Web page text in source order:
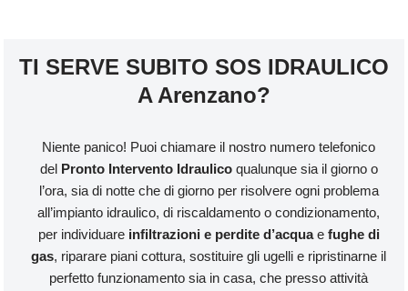
TI SERVE SUBITO SOS IDRAULICO
A Arenzano?
Niente panico! Puoi chiamare il nostro numero telefonico
del Pronto Intervento Idraulicoqualunque sia il giorno o
l’ora, sia di notte che di giorno per risolvere ogni problema
all’impianto idraulico, di riscaldamento o condizionamento,
per individuare infiltrazioni e perdite d’acquae fughe di
gas, riparare piani cottura, sostituire gli ugelli e ripristinarne il
perfetto funzionamento sia in casa, che presso attività